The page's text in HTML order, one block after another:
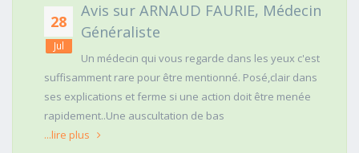
28
Jul
Avis sur ARNAUD FAURIE, Médecin
Généraliste
Un médecin qui vous regarde dans les yeux c'est
suffisamment rare pour être mentionné. Posé,clair dans
ses explications et ferme si une action doit être menée
rapidement..Une auscultation de bas
...lire plus